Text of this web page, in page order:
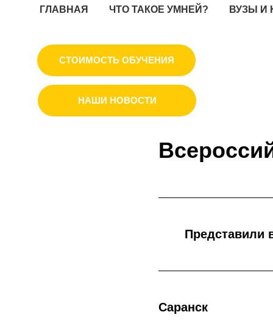
ГЛАВНАЯ ЧТО ТАКОЕ УМНЕЙ? ВУЗЫ И
СТОИМОСТЬ ОБУЧЕНИЯ
НАШИ НОВОСТИ
Представили
Саранск